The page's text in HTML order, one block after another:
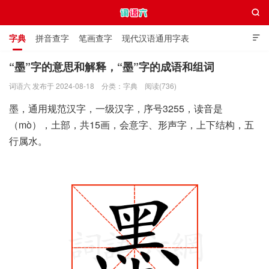

字典 拼音查字 笔画查字 现代汉语通用字表
通用规范汉字表 叠字大全 独体字大全 极简英语词典

“墨”字的意思和解释，“墨”字的成语和组词
词语六 发布于 2024-08-18 分类： 字典 阅读(736)
墨，通用规范汉字，一级汉字，序号3255，读音是
（mò），土部，共15画，会意字、形声字，上下结构，五
行属水。